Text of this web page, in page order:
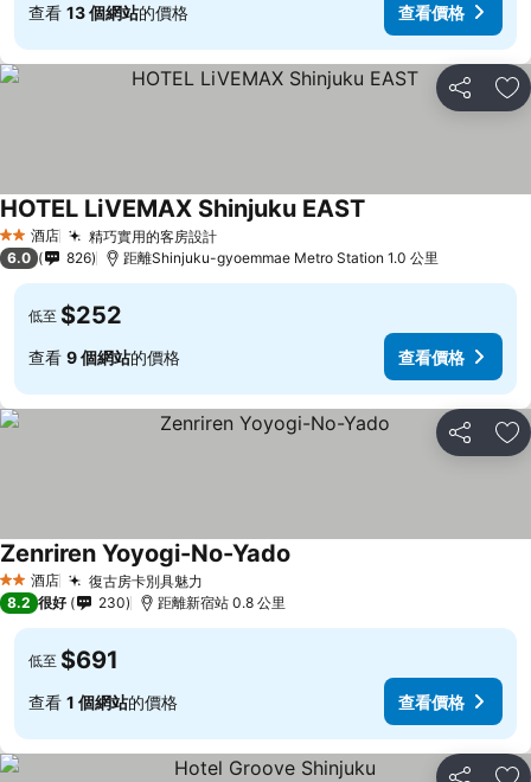
查看 13 個網站的價格 查看價格
分享 放
2 星級酒店 精巧實用的客房設計
HOTEL LiVEMAX Shinjuku EAST
6.0 826 距離Shinjuku-gyoemmae Metro Station 1.0 公里
低至 $252
查看 9 個網站的價格 查看價格
分享 放
2 星級酒店 復古房卡別具魅力
Zenriren Yoyogi-No-Yado
8.2 很好 230 距離新宿站 0.8 公里
低至 $691
查看 1 個網站的價格 查看價格